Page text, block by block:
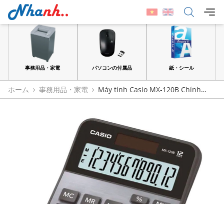
事務用品・家電 パソコンの付属品 紙・シール
ホーム 事務用品・家電
Máy tính Casio MX-120B Chính
Hãng